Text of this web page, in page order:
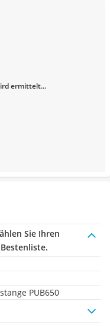
ermittelt...
Sie Ihren
‎PUB650